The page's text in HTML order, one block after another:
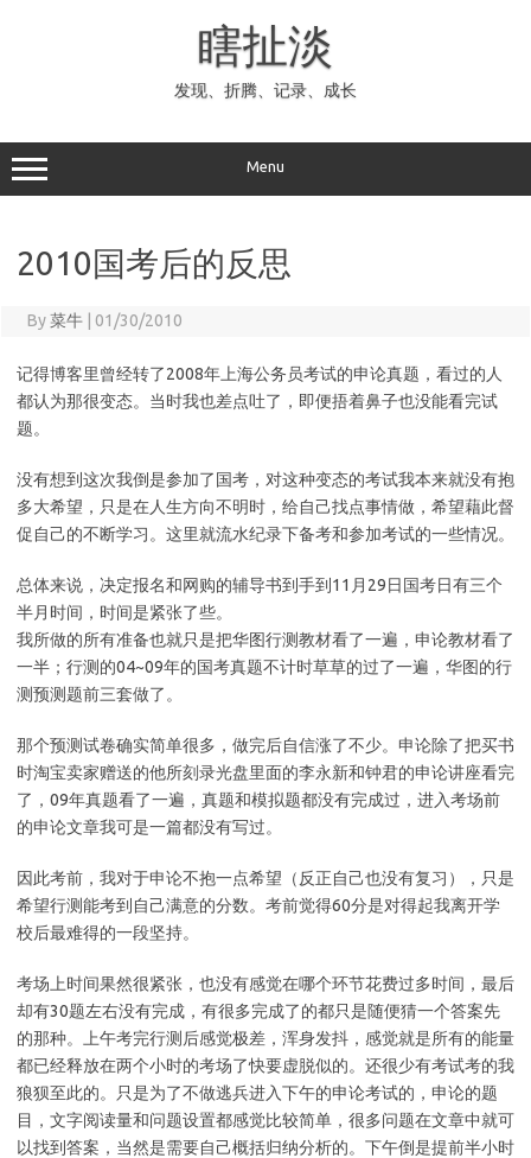
瞎扯淡
发现、折腾、记录、成长
Menu
2010国考后的反思
By菜牛 01/30/2010
记得博客里曾经转了2008年上海公务员考试的申论真题，看过的人
都认为那很变态。当时我也差点吐了，即便捂着鼻子也没能看完试
题。
没有想到这次我倒是参加了国考，对这种变态的考试我本来就没有抱
多大希望，只是在人生方向不明时，给自己找点事情做，希望藉此督
促自己的不断学习。这里就流水纪录下备考和参加考试的一些情况。
总体来说，决定报名和网购的辅导书到手到11月29日国考日有三个
半月时间，时间是紧张了些。
我所做的所有准备也就只是把华图行测教材看了一遍，申论教材看了
一半；行测的04~09年的国考真题不计时草草的过了一遍，华图的行
测预测题前三套做了。
那个预测试卷确实简单很多，做完后自信涨了不少。申论除了把买书
时淘宝卖家赠送的他所刻录光盘里面的李永新和钟君的申论讲座看完
了，09年真题看了一遍，真题和模拟题都没有完成过，进入考场前
的申论文章我可是一篇都没有写过。
因此考前，我对于申论不抱一点希望（反正自己也没有复习），只是
希望行测能考到自己满意的分数。考前觉得60分是对得起我离开学
校后最难得的一段坚持。
考场上时间果然很紧张，也没有感觉在哪个环节花费过多时间，最后
却有30题左右没有完成，有很多完成了的都只是随便猜一个答案先
的那种。上午考完行测后感觉极差，浑身发抖，感觉就是所有的能量
都已经释放在两个小时的考场了快要虚脱似的。还很少有考试考的我
狼狈至此的。只是为了不做逃兵进入下午的申论考试的，申论的题
目，文字阅读量和问题设置都感觉比较简单，很多问题在文章中就可
以找到答案，当然是需要自己概括归纳分析的。下午倒是提前半小时